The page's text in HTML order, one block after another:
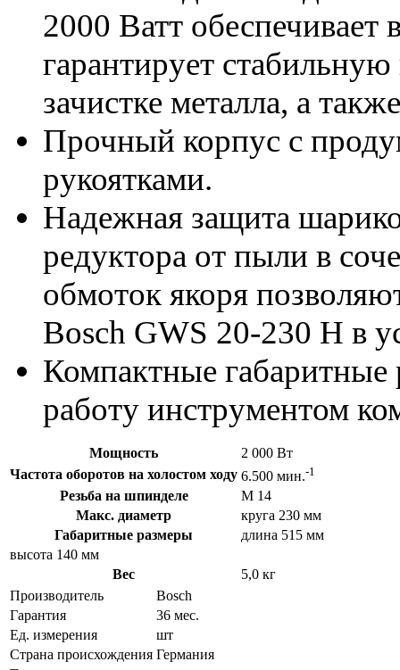
2000 Ватт
гарантирует
зачистке металла, а
Прочный корпус с
рукоятками.
Надежная защита
редуктора от пыли в
обмоток якоря
Bosch GWS 20-230 H в
Компактные
работу инструментом
Мощность
2 000 Вт
Частота оборотов на холостом ходу 6.500 мин.-1
Резьба на шпинделе
М 14
Макс. диаметр
круга 230 мм
Габаритные размеры
длина 515 мм
высота 140 мм
Вес
5,0 кг
Производитель
Bosch
Гарантия
36 мес.
Ед. измерения
шт
Страна происхождения Германия